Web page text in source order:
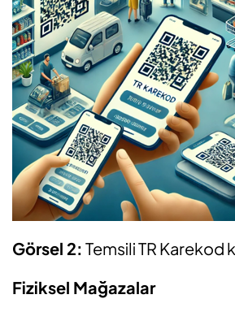
Görsel 2: Temsili TR Karekod
Fiziksel Mağazalar